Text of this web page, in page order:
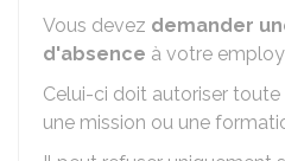
Vous devez demander
d'absence à votre
Celui-ci doit autoriser
une mission ou une